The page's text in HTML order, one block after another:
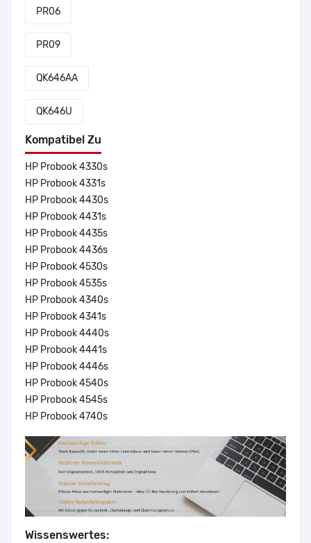
PR06
PR09
QK646AA
QK646U
Kompatibel Zu
HP Probook 4330s
HP Probook 4331s
HP Probook 4430s
HP Probook 4431s
HP Probook 4435s
HP Probook 4436s
HP Probook 4530s
HP Probook 4535s
HP Probook 4340s
HP Probook 4341s
HP Probook 4440s
HP Probook 4441s
HP Probook 4446s
HP Probook 4540s
HP Probook 4545s
HP Probook 4740s
Wissenswertes: